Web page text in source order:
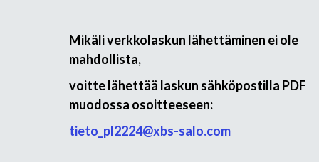
Mikäli verkkolaskun lähettäminen ei ole
mahdollista,
voitte lähettää laskun sähköpostilla PDF
muodossa osoitteeseen:
tieto_pl2224@xbs-salo.com